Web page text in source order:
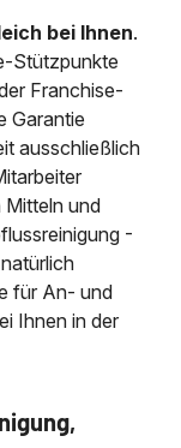
bei Ihnen.
Stützpunkte
Franchise-
Garantie
ausschließlich
Mitteln und
-
für An- und
Ihnen in der